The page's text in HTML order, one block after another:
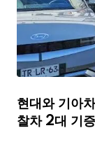
현대와 기아
찰차 2대 기증